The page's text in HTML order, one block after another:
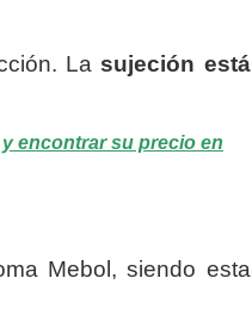
Lasujeción está
encontrar su precio en
Mebol, siendo esta